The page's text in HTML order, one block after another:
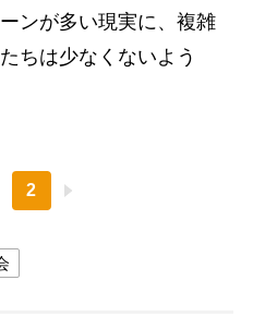
ンが多い現実に、複雑
ちは少なくないよう
2